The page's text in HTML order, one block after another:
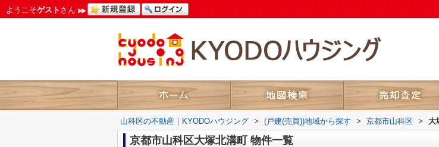
ようこそゲストさん
山科区の不動産｜KYODOハウジング > (戸建(売買))地域から探す > 京都市山科区 > 大
京都市山科区大塚北溝町 物件一覧